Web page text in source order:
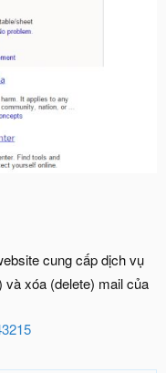
cung cấp dịch vụ
xóa (delete) mail của